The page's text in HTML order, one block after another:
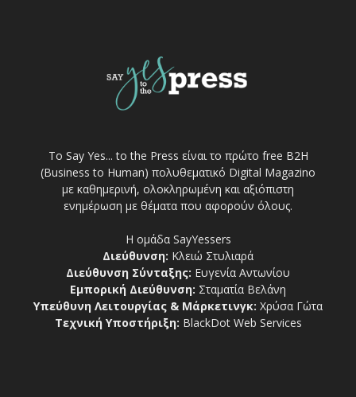
Το Say Yes... to the Press είναι το πρώτο free Β2Η
(Business to Human) πολυθεματικό Digital Magazino
με καθημερινή, ολοκληρωμένη και αξιόπιστη
ενημέρωση με θέματα που αφορούν όλους.
Η ομάδα SayYessers
Διεύθυνση: Κλειώ Στυλιαρά
Διεύθυνση Σύνταξης: Ευγενία Αντωνίου
Εμπορική Διεύθυνση: Σταματία Βελάνη
Υπεύθυνη Λειτουργίας & Μάρκετινγκ: Χρύσα Γώτα
Τεχνική Υποστήριξη: BlackDot Web Services